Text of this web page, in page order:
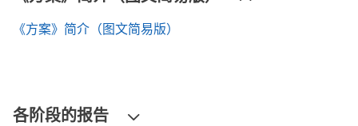
《方案》简介（图文简易版）
各阶段的报告